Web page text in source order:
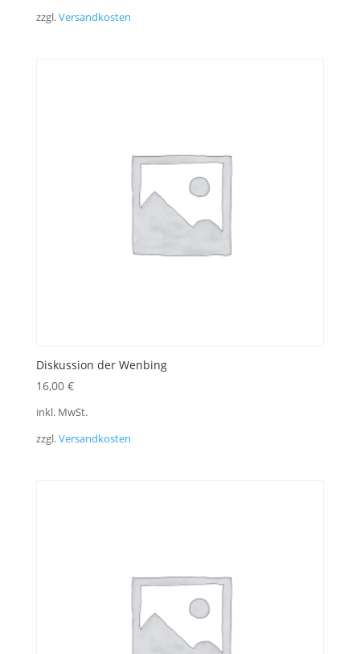
zzgl.Versandkosten
Diskussion der Wenbing
16,00 €
inkl. MwSt.
zzgl.Versandkosten